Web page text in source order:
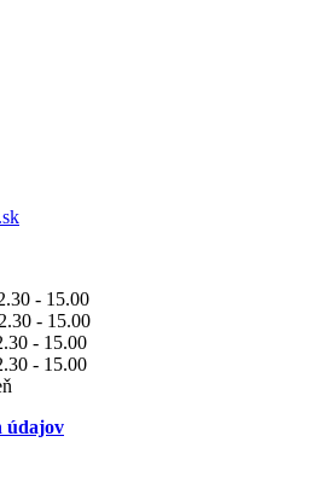
- 15.00
- 15.00
- 15.00
- 15.00
údajov